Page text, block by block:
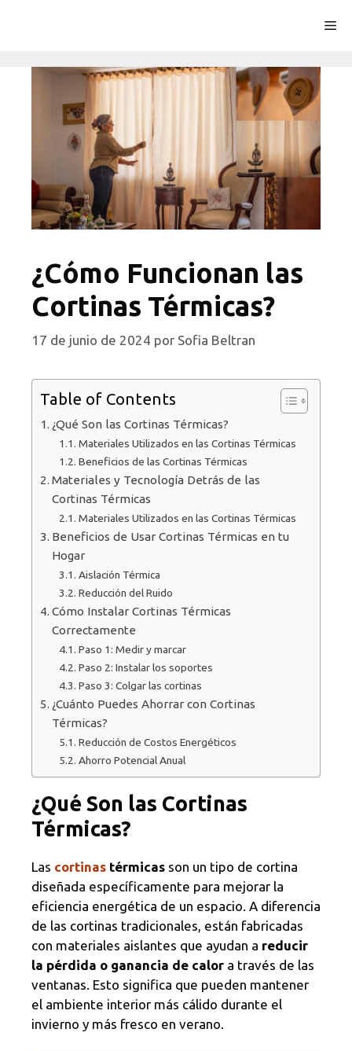
¿Cómo Funcionan las
Cortinas Térmicas?
17 de junio de 2024 por Sofia Beltran
Table of Contents
¿Qué Son las Cortinas Térmicas?
Materiales Utilizados en las Cortinas Térmicas
Beneficios de las Cortinas Térmicas
Materiales y Tecnología Detrás de las
Cortinas Térmicas
Materiales Utilizados en las Cortinas Térmicas
Beneficios de Usar Cortinas Térmicas en tu
Hogar
Aislación Térmica
Reducción del Ruido
Cómo Instalar Cortinas Térmicas
Correctamente
Paso 1: Medir y marcar
Paso 2: Instalar los soportes
Paso 3: Colgar las cortinas
¿Cuánto Puedes Ahorrar con Cortinas
Térmicas?
Reducción de Costos Energéticos
Ahorro Potencial Anual
¿Qué Son las Cortinas
Térmicas?
Las cortinas térmicas son un tipo de cortina
diseñada específicamente para mejorar la
eficiencia energética de un espacio. A diferencia
de las cortinas tradicionales, están fabricadas
con materiales aislantes que ayudan a reducir
la pérdida o ganancia de calor a través de las
ventanas. Esto significa que pueden mantener
el ambiente interior más cálido durante el
invierno y más fresco en verano.